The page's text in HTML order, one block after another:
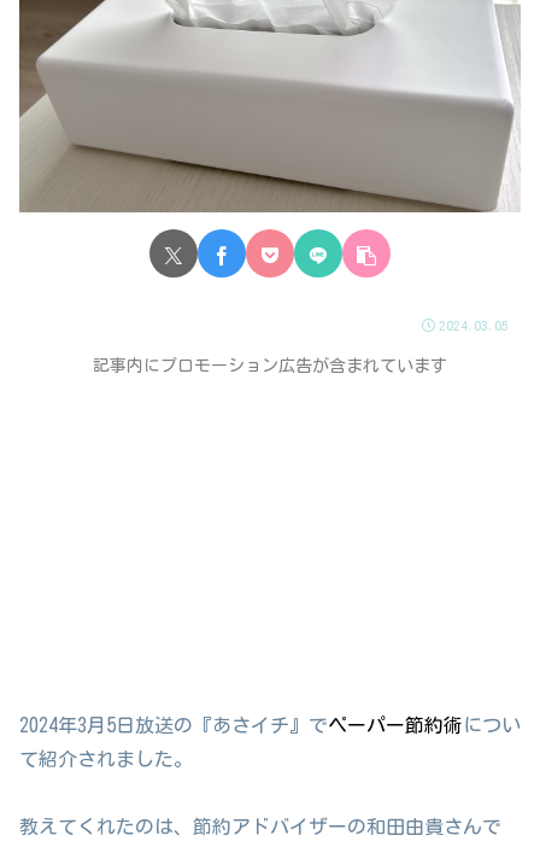
2024.03.05
記事内にプロモーション広告が含まれています
2024年3月5日放送の『あさイチ』でペーパー節約術につい
て紹介されました。
教えてくれたのは、節約アドバイザーの和田由貴さんで